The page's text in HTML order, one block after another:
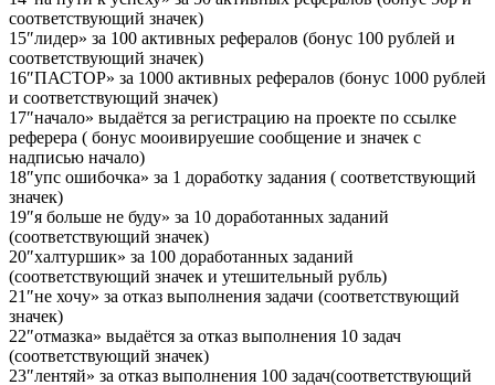
соответствующий значек)
15″лидер» за 100 активных рефералов (бонус 100 рублей и
соответствующий значек)
16″ПАСТОР» за 1000 активных рефералов (бонус 1000 рублей
и соответствующий значек)
17″начало» выдаётся за регистрацию на проекте по ссылке
реферера ( бонус мооивируешие сообщение и значек с
надписью начало)
18″упс ошибочка» за 1 доработку задания ( соответствующий
значек)
19″я больше не буду» за 10 доработанных заданий
(соответствующий значек)
20″халтуршик» за 100 доработанных заданий
(соответствующий значек и утешительный рубль)
21″не хочу» за отказ выполнения задачи (соответствующий
значек)
22″отмазка» выдаётся за отказ выполнения 10 задач
(соответствующий значек)
23″лентяй» за отказ выполнения 100 задач(соответствующий